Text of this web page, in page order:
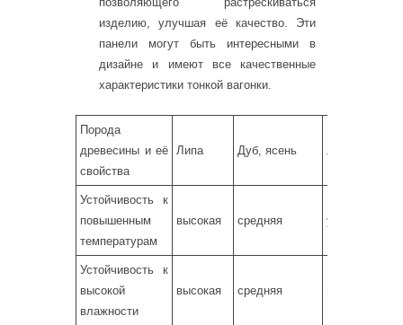
изделию, улучшая её качество. Эти
панели могут быть интересными в
дизайне и имеют все качественные
характеристики тонкой вагонки.
Порода
древесины и её
свойства
Липа Дуб, ясень Лиственница
Устойчивость к
повышенным
температурам
высокая средняя умеренная
Устойчивость к
высокой
влажности
высокая средняя